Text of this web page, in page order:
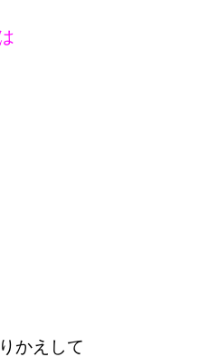
かえして